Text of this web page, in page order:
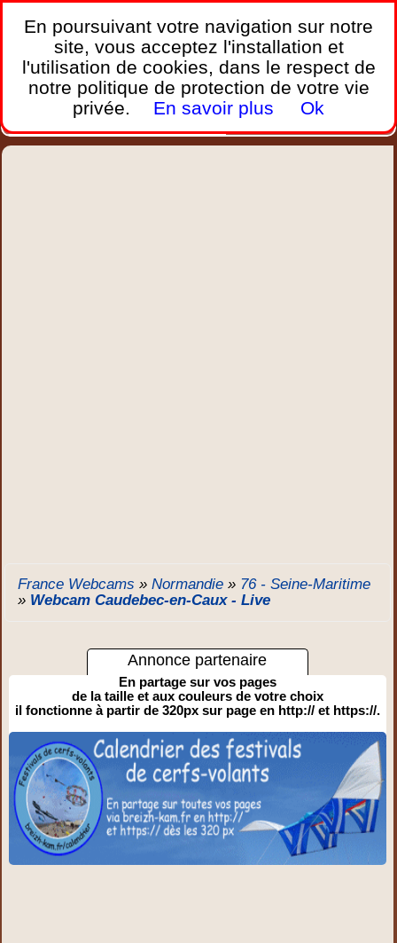
France Webcams,
Les webcams sur mobiles, portables et PC.
Home Bretagne Corse Plages Ports Montagnes
Trafic Chercher New
France Webcams »Normandie » 76 - Seine-Maritime
» Webcam Caudebec-en-Caux - Live
Annonce partenaire
En partage sur vos pages
de la taille et aux couleurs de votre choix
il fonctionne à partir de 320px sur page en http:// et https://.
En poursuivant votre navigation sur notre
site, vous acceptez l'installation et
l'utilisation de cookies, dans le respect de
notre politique de protection de votre vie
privée.
En savoir plus Ok